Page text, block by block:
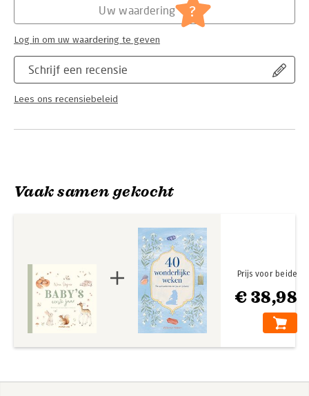
van haar zachte illustraties van schattige bosdieren. Ze
gebruikt traditionele materialen (aquarel, gouache en
kleurpotlood), maar ze werkt ook digitaal.
Schrijf een recensie
Lees ons recensiebeleid
Uw waardering ?
Log in om uw waardering te geven
Vaak samen gekocht
€ 38,98
Prijs voor beide